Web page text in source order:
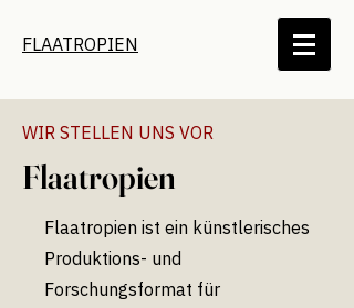
FLAATROPIEN
WIR STELLEN UNS VOR
Flaatropien
Flaatropien ist ein künstlerisches
Produktions- und
Forschungsformat für